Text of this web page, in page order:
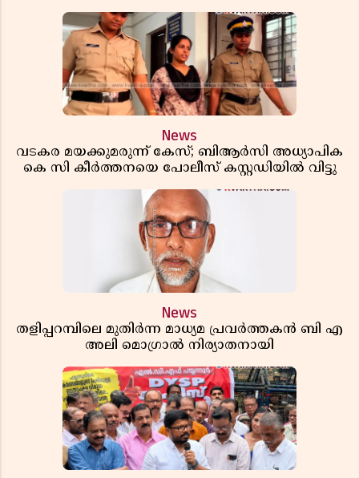
News
വടകര മയക്കുമരുന്ന് കേസ്; ബിആർസി അധ്യാപിക
കെ സി കീർത്തനയെ പോലീസ് കസ്റ്റഡിയിൽ വിട്ടു
News
തളിപ്പറമ്പിലെ മുതിർന്ന മാധ്യമ പ്രവർത്തകൻ ബി എ
അലി മൊഗ്രാൽ നിര്യാതനായി